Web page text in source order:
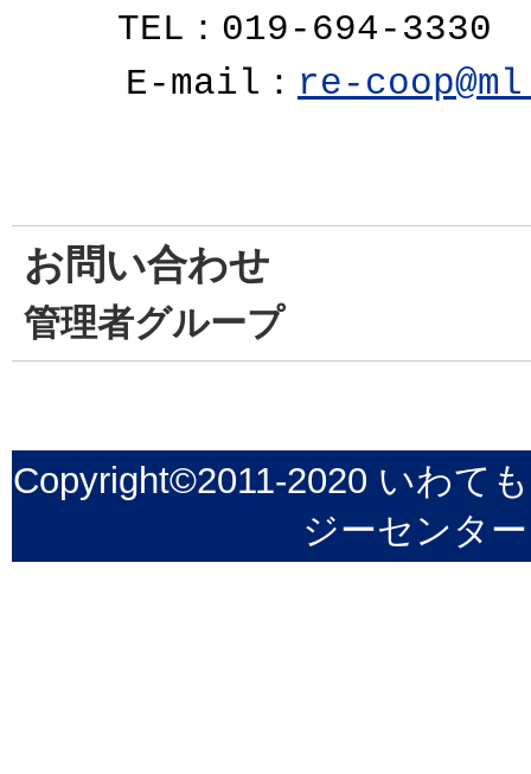
TEL：019-694-3330
E-mail： re-
お問い合わせ
管理者グループ
Copyright©2011-2020 いわて
ジーセンタ